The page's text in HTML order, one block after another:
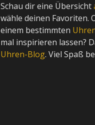
Schau dir eine Übersicht
wähle deinen Favoriten.
einem bestimmten
mal inspirieren lassen?
Uhren-Blog. Viel Spaß